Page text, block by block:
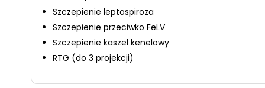
Szczepienie leptospiroza
Szczepienie przeciwko FeLV
Szczepienie kaszel kenelowy
RTG (do 3 projekcji)